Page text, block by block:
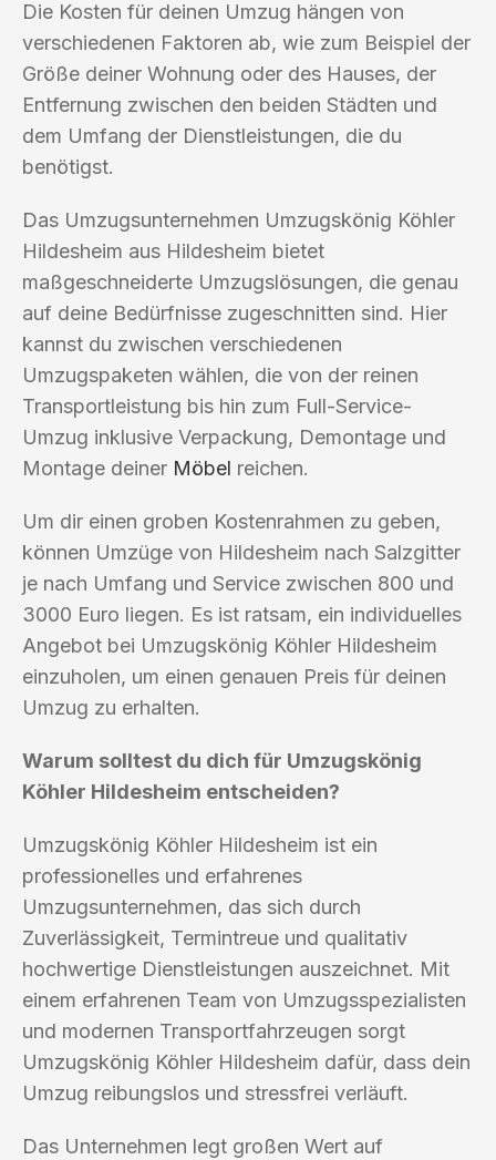
Die Kosten für deinen Umzug hängen von
verschiedenen Faktoren ab, wie zum Beispiel der
Größe deiner Wohnung oder des Hauses, der
Entfernung zwischen den beiden Städten und
dem Umfang der Dienstleistungen, die du
benötigst.
Das Umzugsunternehmen Umzugskönig Köhler
Hildesheim aus Hildesheim bietet
maßgeschneiderte Umzugslösungen, die genau
auf deine Bedürfnisse zugeschnitten sind. Hier
kannst du zwischen verschiedenen
Umzugspaketen wählen, die von der reinen
Transportleistung bis hin zum Full-Service-
Umzug inklusive Verpackung, Demontage und
Montage deiner Möbel reichen.
Um dir einen groben Kostenrahmen zu geben,
können Umzüge von Hildesheim nach Salzgitter
je nach Umfang und Service zwischen 800 und
3000 Euro liegen. Es ist ratsam, ein individuelles
Angebot bei Umzugskönig Köhler Hildesheim
einzuholen, um einen genauen Preis für deinen
Umzug zu erhalten.
Warum solltest du dich für Umzugskönig
Köhler Hildesheim entscheiden?
Umzugskönig Köhler Hildesheim ist ein
professionelles und erfahrenes
Umzugsunternehmen, das sich durch
Zuverlässigkeit, Termintreue und qualitativ
hochwertige Dienstleistungen auszeichnet. Mit
einem erfahrenen Team von Umzugsspezialisten
und modernen Transportfahrzeugen sorgt
Umzugskönig Köhler Hildesheim dafür, dass dein
Umzug reibungslos und stressfrei verläuft.
Das Unternehmen legt großen Wert auf